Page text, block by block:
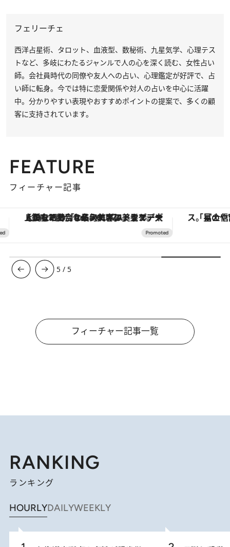
フェリーチェ
西洋占星術、タロット、血液型、数秘術、九星気学、心理テス
トなど、多岐にわたるジャンルで人の心を深く読む、女性占い
師。会社員時代の同僚や友人への占い、心理鑑定が好評で、占
い師に転身。今では特に恋愛関係や対人の占いを中心に活躍
中。分かりやすい表現やおすすめポイントの提案で、多くの顧
客に支持されています。
FEATURE
フィーチャー記事
【銀座で出合う最旬美容】美髪ケアや上質な眠り…セルフケアのアップデートから、特別な名入れギフトまで。大人のための「ReFa GINZA」クルーズ
5 / 5
フィーチャー記事一覧
RANKING
ランキング
HOURLYDAILYWEEKLY